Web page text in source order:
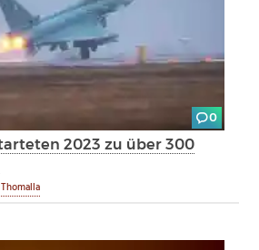
0
2023 zu über 300